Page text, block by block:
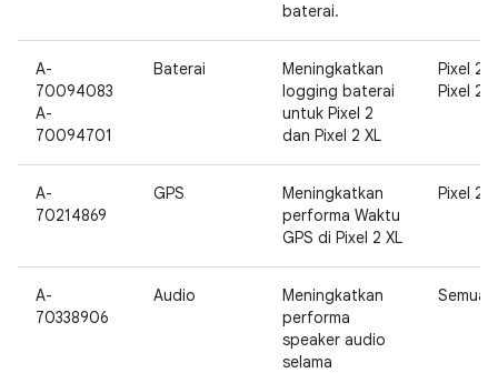
baterai.
A-
70094083
A-
70094701
Baterai
Meningkatkan
logging baterai
untuk Pixel 2
dan Pixel 2 XL
Pixel 2,
Pixel 2
A-
70214869
GPS
Meningkatkan
performa Waktu
GPS di Pixel 2 XL
Pixel 2
A-
70338906
Audio
Meningkatkan
performa
speaker audio
selama
Semua